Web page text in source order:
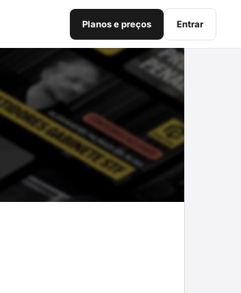
Planos e preços Entrar